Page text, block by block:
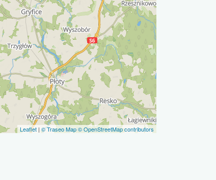
Leaflet | © Traseo Map© OpenStreetMap contributors